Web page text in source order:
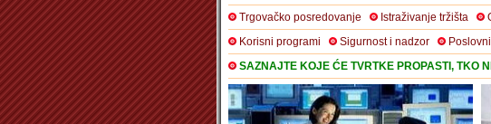
Trgovačko posredovanje
Istraživanje tržišta
Korisni programi
Sigurnost i nadzor
SAZNAJTE KOJE ĆE TVRTKE PROPASTI, TKO